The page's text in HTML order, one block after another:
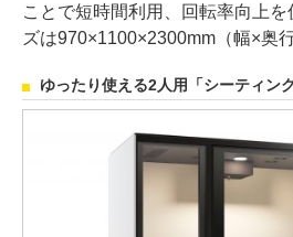
ことで短時間利用、回転率向上
ズは970×1100×2300mm（幅×奥
ゆったり使える2人用「シーティン